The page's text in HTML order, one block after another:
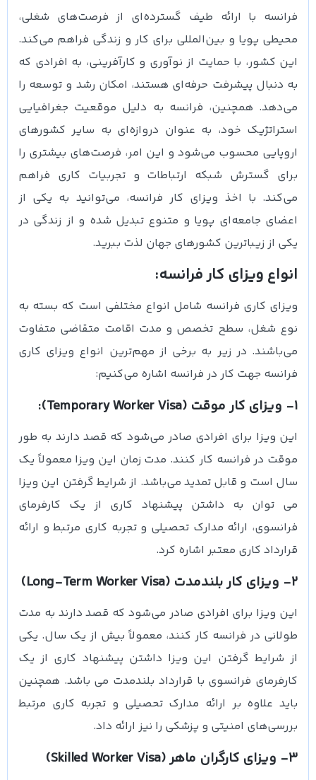
فرانسه با ارائه طیف گسترده‌ای از فرصت‌های شغلی،
محیطی پویا و بین‌المللی برای کار و زندگی فراهم می‌کند.
این کشور، با حمایت از نوآوری و کارآفرینی، به افرادی که
به دنبال پیشرفت حرفه‌ای هستند، امکان رشد و توسعه را
می‌دهد. همچنین، فرانسه به دلیل موقعیت جغرافیایی
استراتژیک خود، به عنوان دروازه‌ای به سایر کشورهای
اروپایی محسوب می‌شود و این امر، فرصت‌های بیشتری را
برای گسترش شبکه ارتباطات و تجربیات کاری فراهم
می‌کند. با اخذ ویزای کار فرانسه، می‌توانید به یکی از
اعضای جامعه‌ای پویا و متنوع تبدیل شده و از زندگی در
یکی از زیباترین کشورهای جهان لذت ببرید.
انواع ویزای کار فرانسه:
ویزای کاری فرانسه شامل انواع مختلفی است که بسته به
نوع شغل، سطح تخصص و مدت اقامت متقاضی متفاوت
می‌باشند. در زیر به برخی از مهم‌ترین انواع ویزای کاری
فرانسه جهت کار در فرانسه اشاره می‌کنیم:
1- ویزای کار موقت (Temporary Worker Visa):
این ویزا برای افرادی صادر می‌شود که قصد دارند به طور
موقت در فرانسه کار کنند. مدت زمان این ویزا معمولاً یک
سال است و قابل تمدید می‌باشد. از شرایط گرفتن این ویزا
می توان به داشتن پیشنهاد کاری از یک کارفرمای
فرانسوی، ارائه مدارک تحصیلی و تجربه کاری مرتبط و ارائه
قرارداد کاری معتبر اشاره کرد.
2- ویزای کار بلندمدت (Long-Term Worker Visa)
این ویزا برای افرادی صادر می‌شود که قصد دارند به مدت
طولانی در فرانسه کار کنند، معمولاً بیش از یک سال. یکی
از شرایط گرفتن این ویزا داشتن پیشنهاد کاری از یک
کارفرمای فرانسوی با قرارداد بلندمدت می باشد. همچنین
باید علاوه بر ارائه مدارک تحصیلی و تجربه کاری مرتبط
بررسی‌های امنیتی و پزشکی را نیز ارائه داد.
3- ویزای کارگران ماهر (Skilled Worker Visa)